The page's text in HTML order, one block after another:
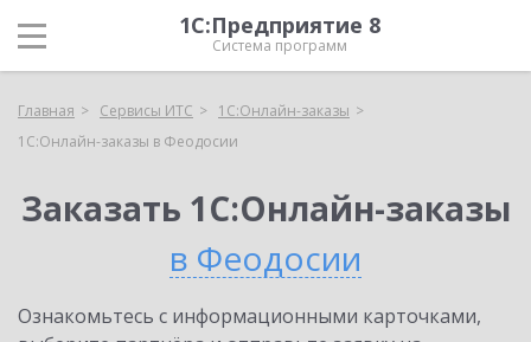
1С:Предприятие 8
Система программ
Главная Сервисы ИТС
1С:Онлайн-заказы
1С:Онлайн-заказы в Феодосии
Заказать 1С:Онлайн-заказы
в Феодосии
Ознакомьтесь с информационными карточками,